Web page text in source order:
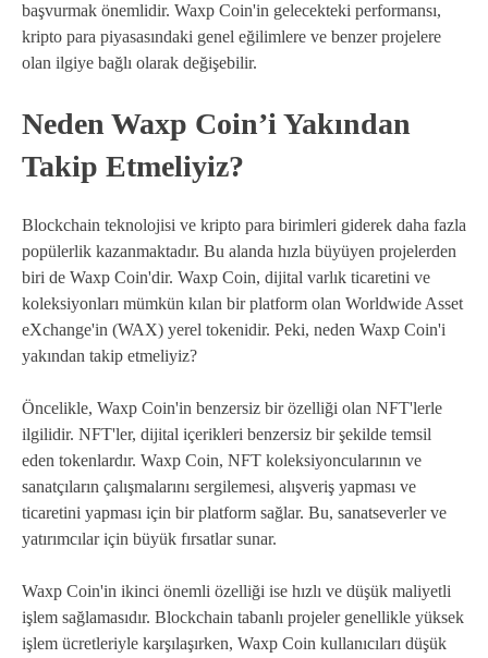
başvurmak önemlidir. Waxp Coin'in gelecekteki performansı,
kripto para piyasasındaki genel eğilimlere ve benzer projelere
olan ilgiye bağlı olarak değişebilir.
Neden Waxp Coin’i Yakından
Takip Etmeliyiz?
Blockchain teknolojisi ve kripto para birimleri giderek daha fazla
popülerlik kazanmaktadır. Bu alanda hızla büyüyen projelerden
biri de Waxp Coin'dir. Waxp Coin, dijital varlık ticaretini ve
koleksiyonları mümkün kılan bir platform olan Worldwide Asset
eXchange'in (WAX) yerel tokenidir. Peki, neden Waxp Coin'i
yakından takip etmeliyiz?
Öncelikle, Waxp Coin'in benzersiz bir özelliği olan NFT'lerle
ilgilidir. NFT'ler, dijital içerikleri benzersiz bir şekilde temsil
eden tokenlardır. Waxp Coin, NFT koleksiyoncularının ve
sanatçıların çalışmalarını sergilemesi, alışveriş yapması ve
ticaretini yapması için bir platform sağlar. Bu, sanatseverler ve
yatırımcılar için büyük fırsatlar sunar.
Waxp Coin'in ikinci önemli özelliği ise hızlı ve düşük maliyetli
işlem sağlamasıdır. Blockchain tabanlı projeler genellikle yüksek
işlem ücretleriyle karşılaşırken, Waxp Coin kullanıcıları düşük